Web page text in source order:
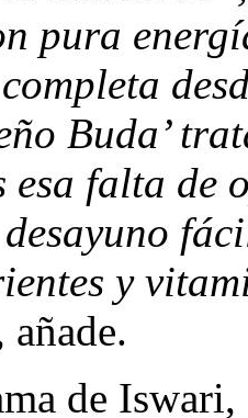
pura
Buda’
falta de
y
añade.
de